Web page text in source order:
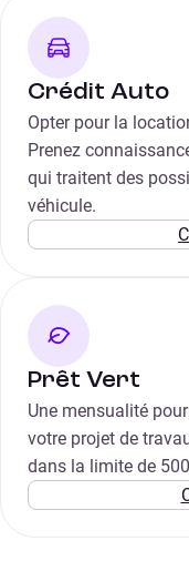
Crédit Auto
Opter pour la
Prenez
qui traitent des
véhicule.
Prêt Vert
Une mensualité
votre projet de
dans la limite de